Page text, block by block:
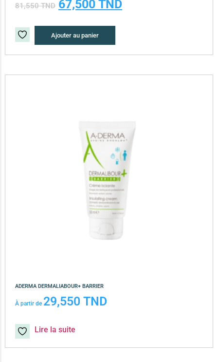
ADERMA DERMALIABOUR+ BARRIER
À partir de 29,550 TND
Lire la suite
81,550TND 67,500 TND
Ajouter au panier